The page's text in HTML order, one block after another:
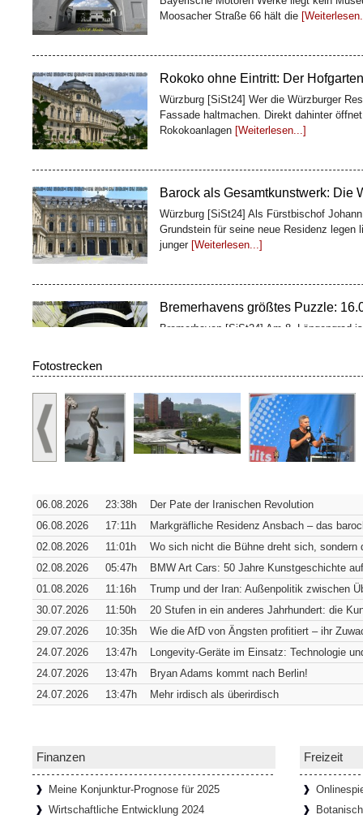
Rokoko ohne Eintritt: Der
Barock als Gesamtkunstwerk: Die
Bremerhavens größtes Puzzle:
Würzburg [SiSt24] Wer die Würzburger
Geschichte: Oben glänzen Treppenhaus
zweites Bauwerk
[Weiterlesen...]
sich in ihrer südwestlichen Ecke verbirgt.
Fassade [Weiterlesen...]
Wie Bremens ärmstes Viertel zum
Bremen [SiSt24] Wer durch den Schnoor
einziehen: Die Gassen sind so schmal,
passen. Genau das hat das[Weiterlesen...]
65 Tafeln, 132 Helden und 358
Onlinespiele können soziale
Fotostrecken
06.08.2026 23:38h
Der Pate der Iranischen Revolution
06.08.2026
17:11h
Markgräfliche Residenz Ansbach – das
02.08.2026
11:01h
Wo sich nicht die Bühne dreht sich, sondern
02.08.2026
05:47h
BMW Art Cars: 50 Jahre Kunstgeschichte
01.08.2026
11:16h
Trump und der Iran: Außenpolitik zwischen
30.07.2026
11:50h
20 Stufen in ein anderes Jahrhundert: die
29.07.2026
10:35h
Wie die AfD von Ängsten profitiert – ihr
24.07.2026
13:47h
Longevity-Geräte im Einsatz: Technologie
24.07.2026
13:47h
Bryan Adams kommt nach Berlin!
24.07.2026
13:47h Mehr irdisch als überirdisch
Finanzen
Meine Konjunktur-Prognose für 2025
Wirtschaftliche Entwicklung 2024
Freizeit